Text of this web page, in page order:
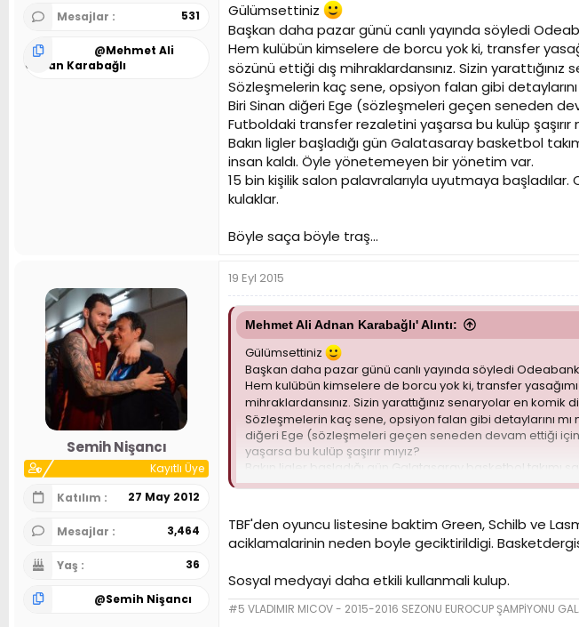
Mesajlar 531
@Mehmet Ali
Adnan Karabağlı
Gülümsettiniz
Başkan daha pazar günü canlı yayında söyledi
Hem kulübün kimselere de borcu yok ki, transfer
sözünü ettiği dış mihraklardansınız. Sizin
Sözleşmelerin kaç sene, opsiyon falan gibi
Biri Sinan diğeri Ege (sözleşmeleri geçen seneden
Futboldaki transfer rezaletini yaşarsa bu kulüp şaşırır
Bakın ligler başladığı gün Galatasaray basketbol
insan kaldı. Öyle yönetemeyen bir yönetim var.
15 bin kişilik salon palavralarıyla uyutmaya
kulaklar.
Böyle saça böyle traş...
Semih Nişancı
Kayıtlı Üye
Katılım
27 May 2012
Mesajlar 3,464
Yaş 36
@Semih Nişancı
19 Eyl 2015
Mehmet Ali Adnan Karabağlı' Alıntı:
Gülümsettiniz
Başkan daha pazar günü canlı yayında söyledi
Hem kulübün kimselere de borcu yok ki, transfer
mihraklardansınız. Sizin yarattığınız senaryolar en komik
Sözleşmelerin kaç sene, opsiyon falan gibi detaylarını
diğeri Ege (sözleşmeleri geçen seneden devam ettiği
yaşarsa bu kulüp şaşırır mıyız?
Bakın ligler başladığı gün Galatasaray basketbol takımı
yönetemeyen bir yönetim var.
Böyle saça böyle traş...
TBF'den oyuncu listesine baktim Green, Schilb ve
aciklamalarinin neden boyle geciktirildigi.
Sosyal medyayi daha etkili kullanmali kulup.
#5 VLADIMIR MICOV - 2015-2016 SEZONU EUROCUP ŞAMPİYONU